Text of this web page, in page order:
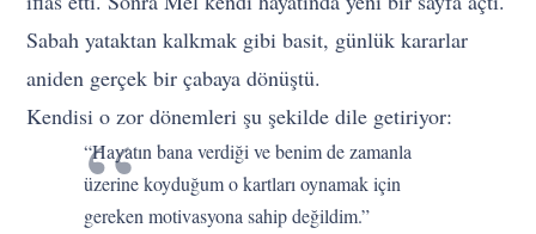
Sabah yataktan kalkmak gibi basit, günlük kararlar
aniden gerçek bir çabaya dönüştü.
Kendisi o zor dönemleri şu şekilde dile getiriyor:
“Hayatın bana verdiği ve benim de zamanla
üzerine koyduğum o kartları oynamak için
gereken motivasyona sahip değildim.”